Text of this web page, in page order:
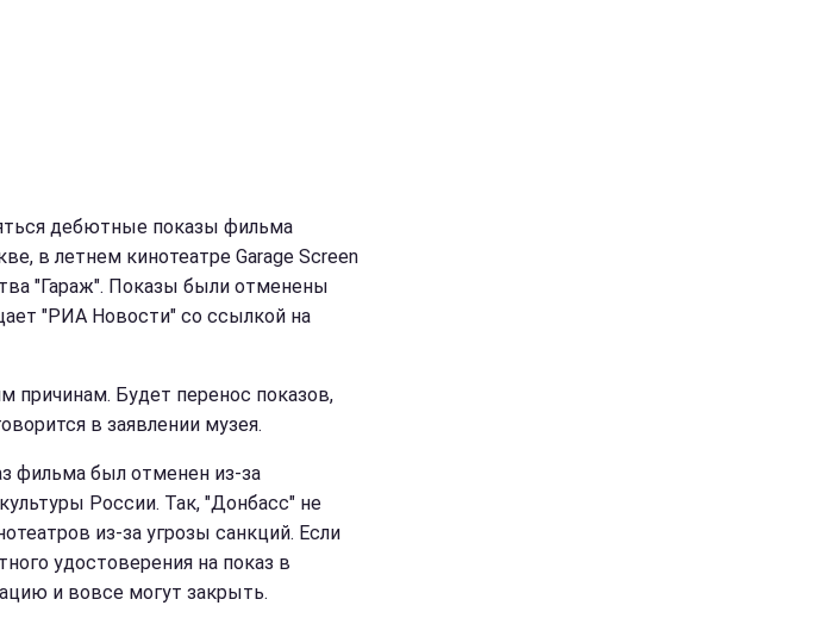
дебютные показы фильма
в летнем кинотеатре Garage Screen
"Гараж". Показы были отменены
"РИА Новости" со ссылкой на
причинам. Будет перенос показов,
в заявлении музея.
фильма был отменен из-за
России. Так, "Донбасс" не
из-за угрозы санкций. Если
удостоверения на показ в
и вовсе могут закрыть.